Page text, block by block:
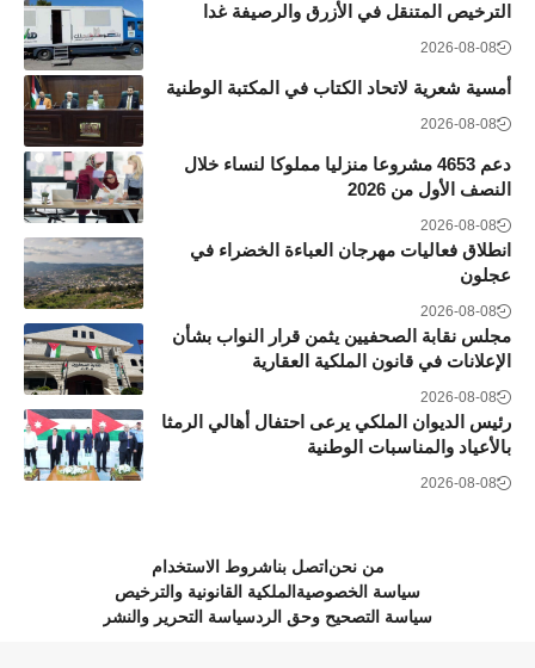
الترخيص المتنقل في الأزرق والرصيفة غدا
2026-08-08
أمسية شعرية لاتحاد الكتاب في المكتبة الوطنية
2026-08-08
دعم 4653 مشروعا منزليا مملوكا لنساء خلال
النصف الأول من 2026
2026-08-08
انطلاق فعاليات مهرجان العباءة الخضراء في
عجلون
2026-08-08
مجلس نقابة الصحفيين يثمن قرار النواب بشأن
الإعلانات في قانون الملكية العقارية
2026-08-08
رئيس الديوان الملكي يرعى احتفال أهالي الرمثا
بالأعياد والمناسبات الوطنية
2026-08-08
من نحن اتصل بناشروط الاستخدام
سياسة الخصوصية الملكية القانونية والترخيص
سياسة التصحيح وحق الردسياسة التحرير والنشر